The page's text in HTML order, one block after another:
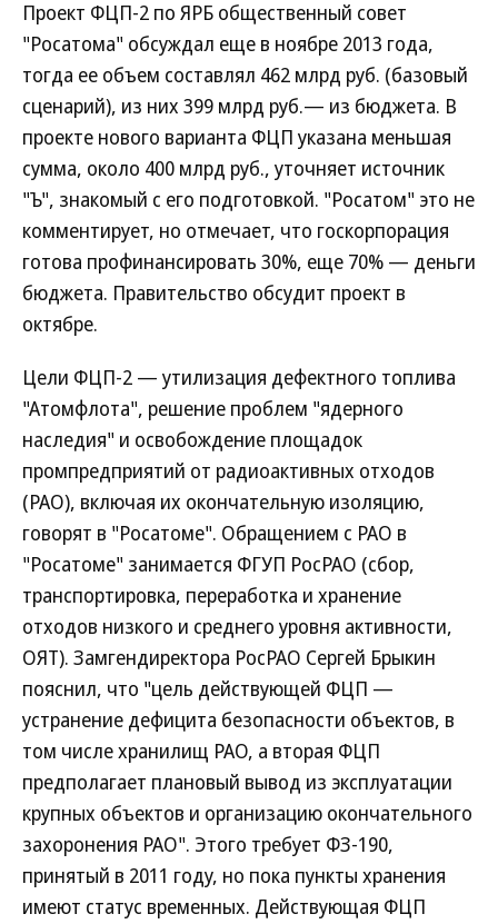
Проект ФЦП-2 по ЯРБ общественный совет
"Росатома" обсуждал еще в ноябре 2013 года,
тогда ее объем составлял 462 млрд руб. (базовый
сценарий), из них 399 млрд руб.— из бюджета. В
проекте нового варианта ФЦП указана меньшая
сумма, около 400 млрд руб., уточняет источник
"Ъ", знакомый с его подготовкой. "Росатом" это не
комментирует, но отмечает, что госкорпорация
готова профинансировать 30%, еще 70% — деньги
бюджета. Правительство обсудит проект в
октябре.
Цели ФЦП-2 — утилизация дефектного топлива
"Атомфлота", решение проблем "ядерного
наследия" и освобождение площадок
промпредприятий от радиоактивных отходов
(РАО), включая их окончательную изоляцию,
говорят в "Росатоме". Обращением с РАО в
"Росатоме" занимается ФГУП РосРАО (сбор,
транспортировка, переработка и хранение
отходов низкого и среднего уровня активности,
ОЯТ). Замгендиректора РосРАО Сергей Брыкин
пояснил, что "цель действующей ФЦП —
устранение дефицита безопасности объектов, в
том числе хранилищ РАО, а вторая ФЦП
предполагает плановый вывод из эксплуатации
крупных объектов и организацию окончательного
захоронения РАО". Этого требует ФЗ-190,
принятый в 2011 году, но пока пункты хранения
имеют статус временных. Действующая ФЦП